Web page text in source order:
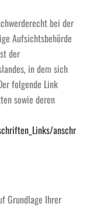
bei der
Aufsichtsbehörde
der
in dem sich
folgende Link
sowie deren
anschr
Grundlage Ihrer